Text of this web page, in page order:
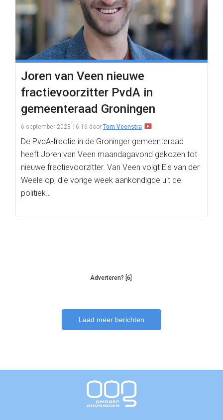
Joren van Veen nieuwe
fractievoorzitter PvdA in
gemeenteraad Groningen
6 september 2023 16:16 door Tom Veenstra
De PvdA-fractie in de Groninger gemeenteraad
heeft Joren van Veen maandagavond gekozen tot
nieuwe fractievoorzitter. Van Veen volgt Els van der
Weele op, die vorige week aankondigde uit de
politiek…
Adverteren? [6]
Laad meer berichten